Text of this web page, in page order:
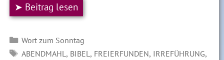
➤ Beitrag lesen
Kategorien
Wort zum Sonntag
SCHLAGWÖRTER
ABENDMAHL , BIBEL , FREIERFUNDEN, IRREFÜHRUNG,